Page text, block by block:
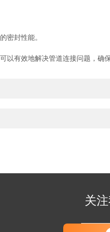
密封性能。
有效地解决管道连接问题，确
关